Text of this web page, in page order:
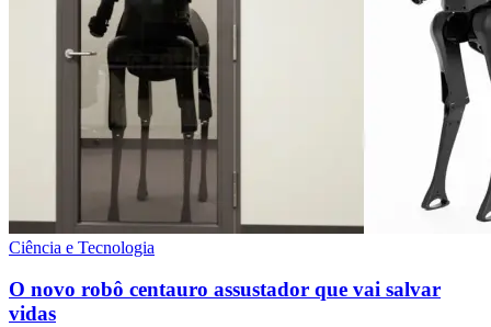
Ciência e Tecnologia
O novo robô centauro assustador que vai salvar
vidas